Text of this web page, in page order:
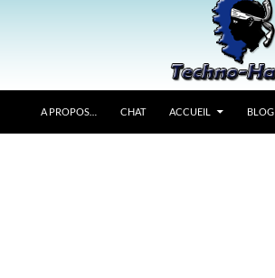
A PROPOS… CHAT ACCUEIL BLOG